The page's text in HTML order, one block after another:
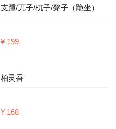
支踵/兀子/杌子/凳子（跪坐）
¥ 199
柏灵香
¥ 168